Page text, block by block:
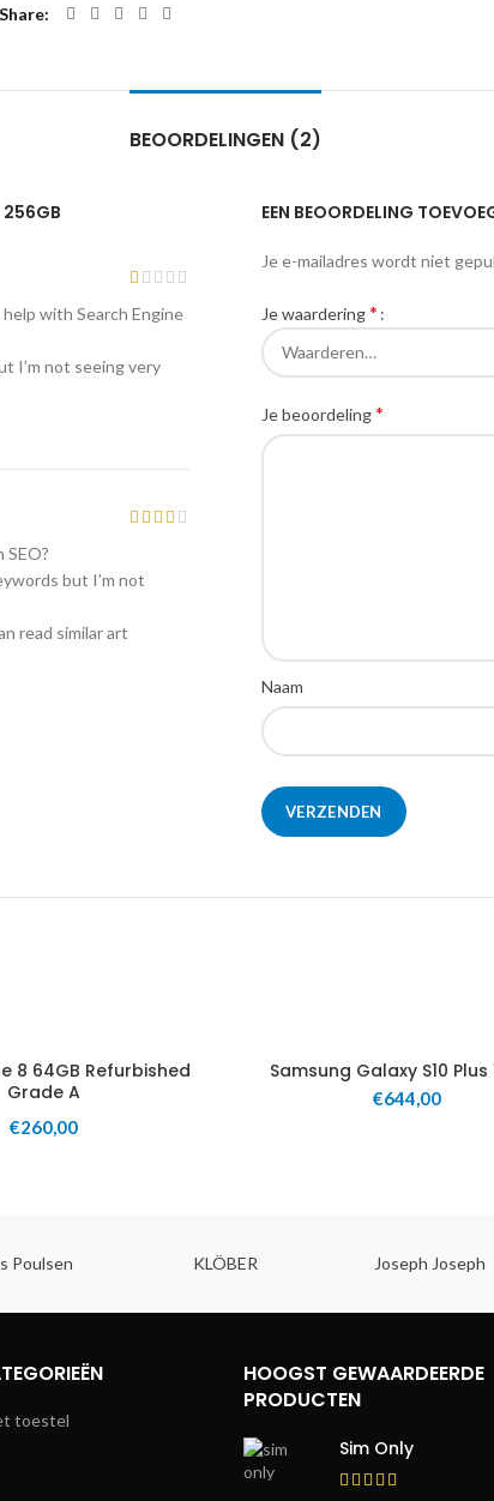
Share
BEOORDELINGEN (2)
256GB
with Search Engine
I’m not seeing very
but I’m not
read similar art
EEN BEOORDELING
Je e-mailadres wordt niet
Je waardering*
Je beoordeling*
Naam
8 64GB Refurbished
Grade A
€260,00
Samsung Galaxy S10 Plus
€644,00
Poulsen KLÖBER Joseph Joseph
toestel
HOOGST GEWAARDEERDE
PRODUCTEN
Sim Only